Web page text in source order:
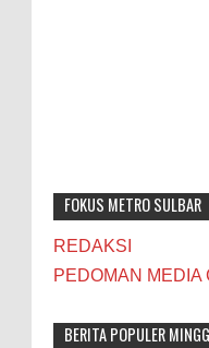
FOKUS METRO SULBAR
REDAKSI
PEDOMAN MEDIA
BERITA POPULER